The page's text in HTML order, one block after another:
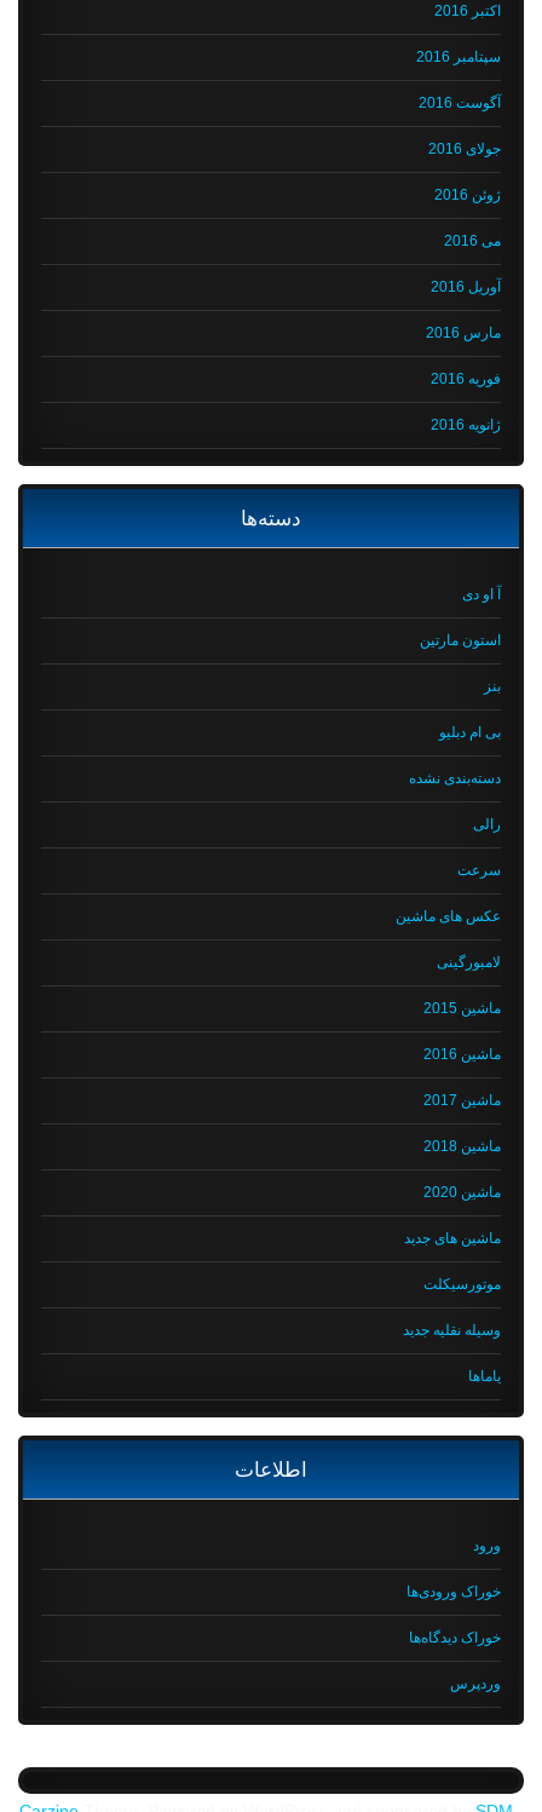
اکتبر 2016
سپتامبر 2016
آگوست 2016
جولای 2016
ژوئن 2016
می 2016
آوریل 2016
مارس 2016
فوریه 2016
ژانویه 2016
دسته‌ها
آ او دی
استون مارتین
بی ام دبلیو
دسته‌بندی نشده
رالی
سرعت
عکس های ماشین
لامبورگینی
ماشین 2015
ماشین 2016
ماشین 2017
ماشین 2018
ماشین 2020
ماشین های جدید
موتورسیکلت
وسیله نقلیه جدید
یاماها
اطلاعات
ورود
خوراک ورودی‌ها
خوراک دیدگاه‌ها
وردپرس